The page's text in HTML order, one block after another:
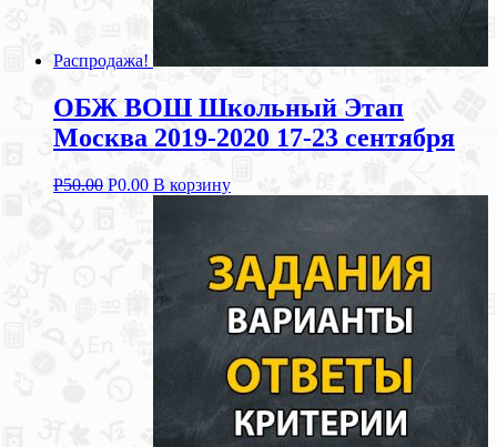
Распродажа!
ОБЖ ВОШ Школьный Этап
Москва 2019-2020 17-23 сентября
Р50.00 Р0.00 В корзину